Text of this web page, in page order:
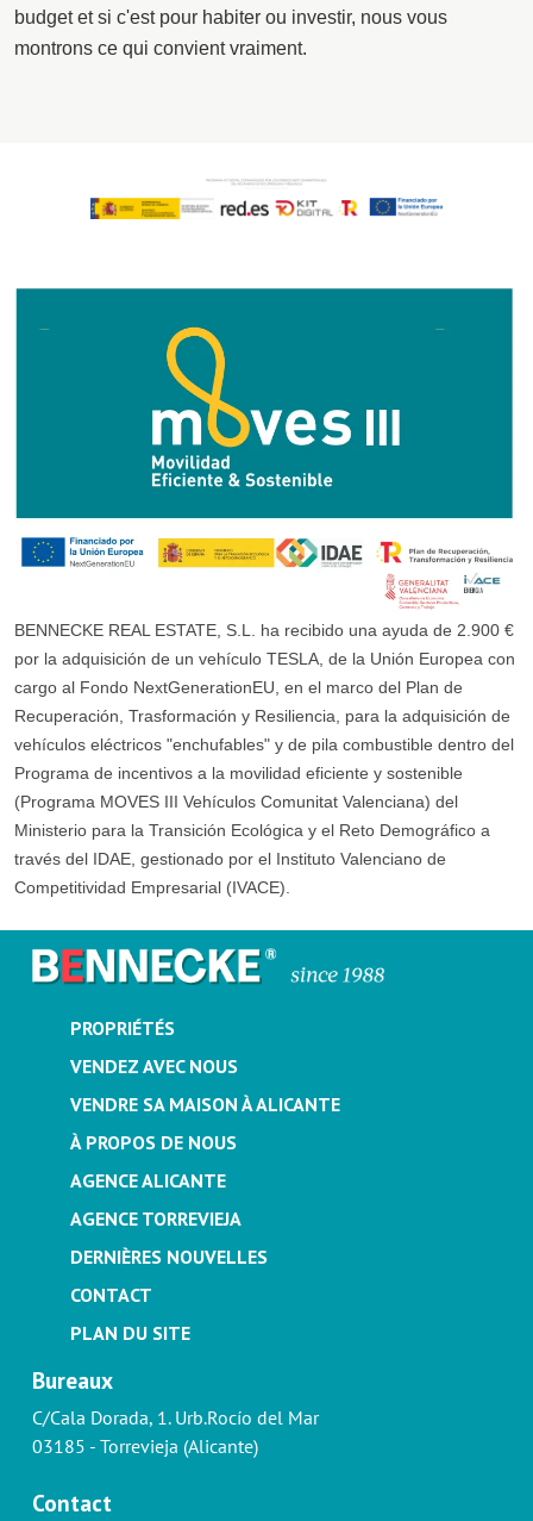
budget et si c'est pour habiter ou investir, nous vous
montrons ce qui convient vraiment.
BENNECKE REAL ESTATE, S.L. ha recibido una ayuda de 2.900 €
por la adquisición de un vehículo TESLA, de la Unión Europea con
cargo al Fondo NextGenerationEU, en el marco del Plan de
Recuperación, Trasformación y Resiliencia, para la adquisición de
vehículos eléctricos "enchufables" y de pila combustible dentro del
Programa de incentivos a la movilidad eficiente y sostenible
(Programa MOVES III Vehículos Comunitat Valenciana) del
Ministerio para la Transición Ecológica y el Reto Demográfico a
través del IDAE, gestionado por el Instituto Valenciano de
Competitividad Empresarial (IVACE).
PROPRIÉTÉS
VENDEZ AVEC NOUS
VENDRE SA MAISON À ALICANTE
À PROPOS DE NOUS
AGENCE ALICANTE
AGENCE TORREVIEJA
DERNIÈRES NOUVELLES
CONTACT
PLAN DU SITE
Bureaux
C/Cala Dorada, 1. Urb.Rocío del Mar
03185 - Torrevieja (Alicante)
Contact